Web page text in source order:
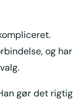
og har
gør det rigtig